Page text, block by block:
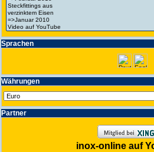
Spra­chen
Wäh­run­gen
Partner
inox-online auf